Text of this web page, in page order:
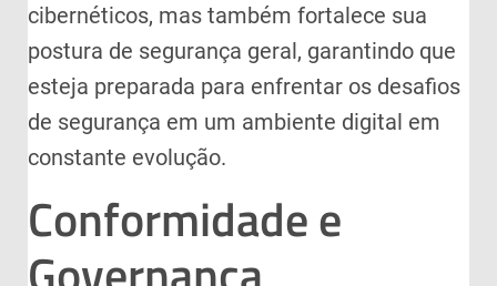
cibernéticos, mas também fortalece sua
postura de segurança geral, garantindo que
esteja preparada para enfrentar os desafios
de segurança em um ambiente digital em
constante evolução.
Conformidade e